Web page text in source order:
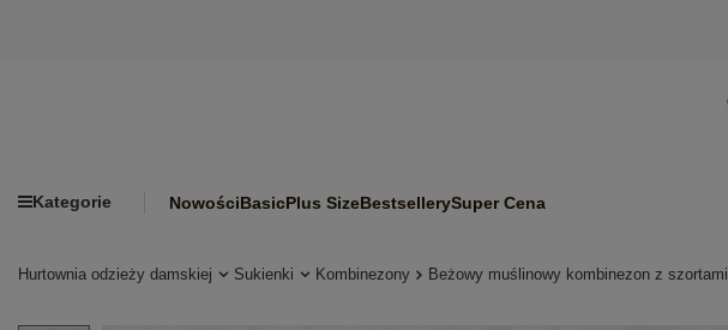
Kategorie NowościBasicPlus SizeBestsellerySuper Cena
Hurtownia odzieży damskiej Sukienki Kombinezony Beżowy muślinowy kombinezon z szortami